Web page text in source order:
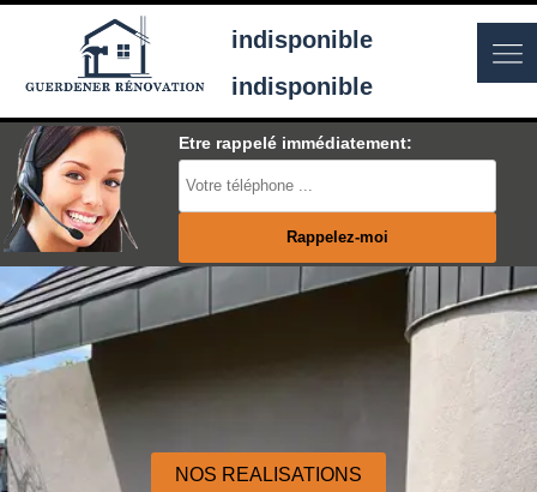
indisponible
indisponible
Etre rappelé immédiatement:
NOS REALISATIONS